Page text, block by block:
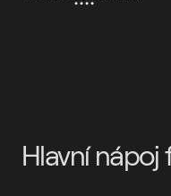
Hlavní nápoj